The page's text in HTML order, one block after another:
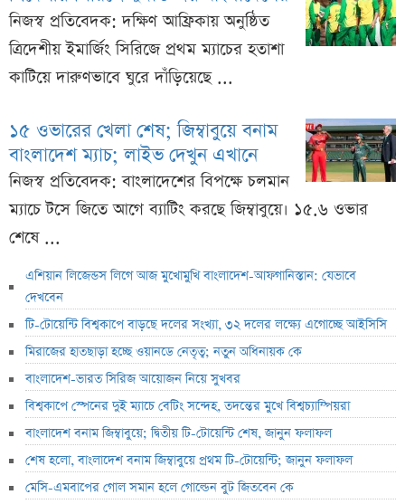
নিজস্ব প্রতিবেদক: দক্ষিণ আফ্রিকায় অনুষ্ঠিত
ত্রিদেশীয় ইমার্জিং সিরিজে প্রথম ম্যাচের হতাশা
কাটিয়ে দারুণভাবে ঘুরে দাঁড়িয়েছে ...
১৫ ওভারের খেলা শেষ; জিম্বাবুয়ে বনাম
বাংলাদেশ ম্যাচ; লাইভ দেখুন এখানে
নিজস্ব প্রতিবেদক: বাংলাদেশের বিপক্ষে চলমান
ম্যাচে টসে জিতে আগে ব্যাটিং করছে জিম্বাবুয়ে। ১৫.৬ ওভার
শেষে ...
এশিয়ান লিজেন্ডস লিগে আজ মুখোমুখি বাংলাদেশ-আফগানিস্তান: যেভাবে
দেখবেন
টি-টোয়েন্টি বিশ্বকাপে বাড়ছে দলের সংখ্যা, ৩২ দলের লক্ষ্যে এগোচ্ছে আইসিসি
মিরাজের হাতছাড়া হচ্ছে ওয়ানডে নেতৃত্ব; নতুন অধিনায়ক কে
বাংলাদেশ-ভারত সিরিজ আয়োজন নিয়ে সুখবর
বিশ্বকাপে স্পেনের দুই ম্যাচে বেটিং সন্দেহ, তদন্তের মুখে বিশ্বচ্যাম্পিয়রা
বাংলাদেশ বনাম জিম্বাবুয়ে; দ্বিতীয় টি-টোয়েন্টি শেষ, জানুন ফলাফল
শেষ হলো, বাংলাদেশ বনাম জিম্বাবুয়ে প্রথম টি-টোয়েন্টি; জানুন ফলাফল
মেসি-এমবাপের গোল সমান হলে গোল্ডেন বুট জিতবেন কে